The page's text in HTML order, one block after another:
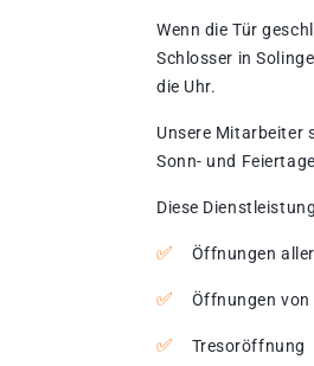
Wenn die Tür
Schlosser in
die Uhr.
Unsere Mitarbeiter
Sonn- und
Diese
Öffnungen
Öffnungen
Tresoröffnung